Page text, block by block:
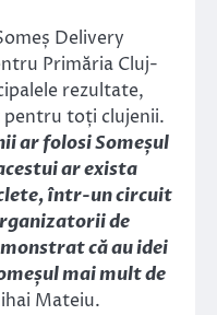
Delivery
Primăria Cluj-
rezultate,
toți clujenii.
ar folosi Someșul
ar exista
într-un circuit
de
că au idei
mai mult de
Mateiu.